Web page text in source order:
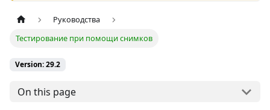
Руководства
Тестирование при помощи снимков
Version: 29.2
On this page